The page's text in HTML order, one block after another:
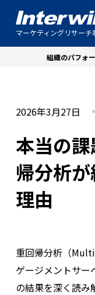
マーケティングリサーチ
組織のパフォ
2026年3月27日
本当の
帰分析
理由
重回帰分析（
ゲージメントサー
の結果を深く読み